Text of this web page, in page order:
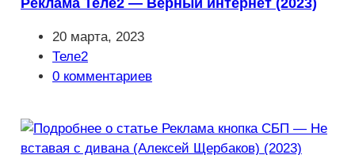
Реклама Теле2 — Верный интернет (2023)
Запись
опубликована:
20 марта, 2023
Рубрика
записи:
Теле2
Комментарии
0 комментариев